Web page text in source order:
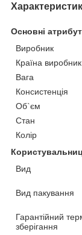
Основні
Виробник
Країна виробник
Вага
Консистенція
Об`єм
Стан
Колір
Вид
Вид пакування
Гарантійний
зберігання